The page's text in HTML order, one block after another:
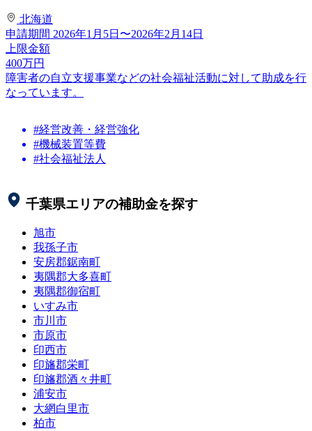
北海道
申請期間 2026年1月5日〜2026年2月14日
上限金額
400万円
障害者の自立支援事業などの社会福祉活動に対して助成を行
なっています。
#経営改善・経営強化
#機械装置等費
#社会福祉法人
千葉県エリアの補助金を探す
旭市
我孫子市
安房郡鋸南町
夷隅郡大多喜町
夷隅郡御宿町
いすみ市
市川市
市原市
印西市
印旛郡栄町
印旛郡酒々井町
浦安市
大網白里市
柏市